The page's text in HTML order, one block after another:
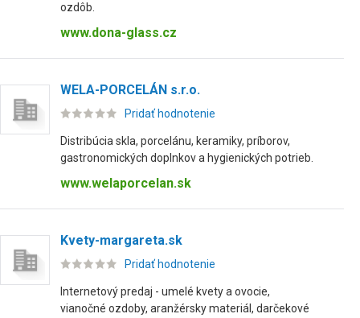
ozdôb.
www.dona-glass.cz
WELA-PORCELÁN s.r.o.
Pridať hodnotenie
Distribúcia skla, porcelánu, keramiky, príborov,
gastronomických doplnkov a hygienických potrieb.
www.welaporcelan.sk
Kvety-margareta.sk
Pridať hodnotenie
Internetový predaj - umelé kvety a ovocie,
vianočné ozdoby, aranžérsky materiál, darčekové